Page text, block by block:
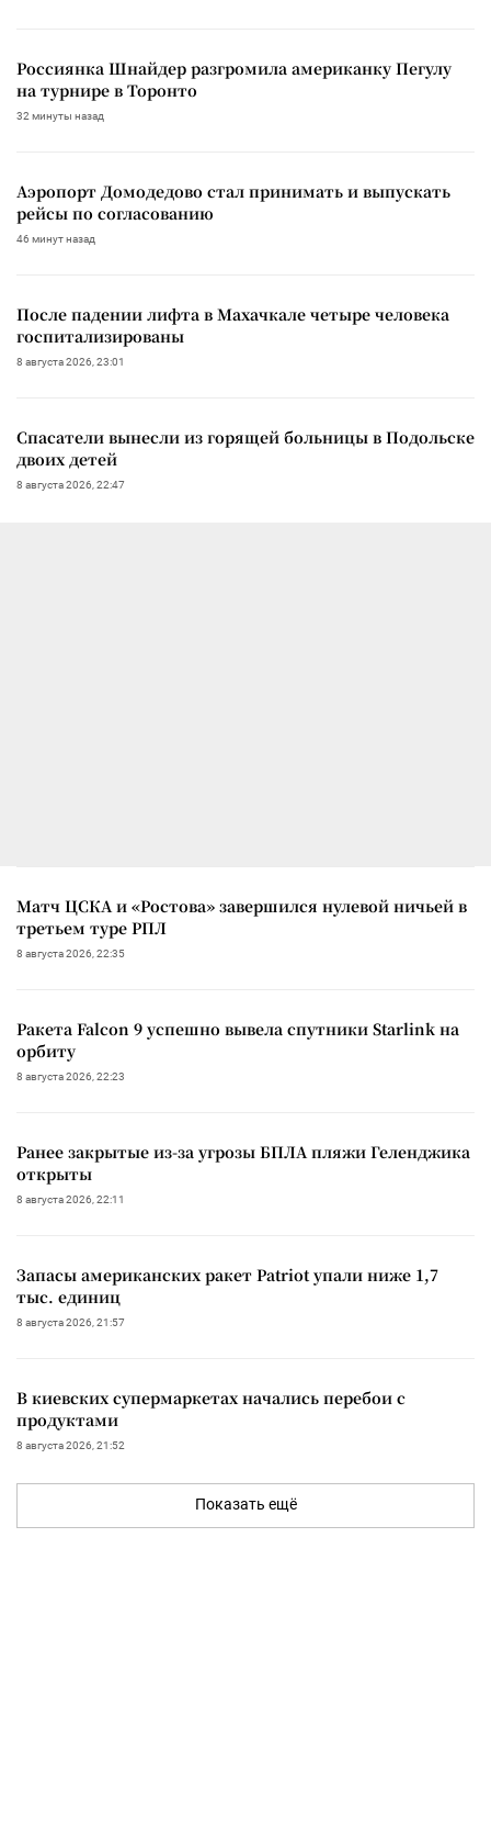
Россиянка Шнайдер разгромила американку Пегулу
на турнире в Торонто
32 минуты назад
Аэропорт Домодедово стал принимать и выпускать
рейсы по согласованию
46 минут назад
После падении лифта в Махачкале четыре человека
госпитализированы
8 августа 2026, 23:01
Спасатели вынесли из горящей больницы в Подольске
двоих детей
8 августа 2026, 22:47
Матч ЦСКА и «Ростова» завершился нулевой ничьей в
третьем туре РПЛ
8 августа 2026, 22:35
Ракета Falcon 9 успешно вывела спутники Starlink на
орбиту
8 августа 2026, 22:23
Ранее закрытые из-за угрозы БПЛА пляжи Геленджика
открыты
8 августа 2026, 22:11
Запасы американских ракет Patriot упали ниже 1,7
тыс. единиц
8 августа 2026, 21:57
В киевских супермаркетах начались перебои с
продуктами
8 августа 2026, 21:52
Показать ещё